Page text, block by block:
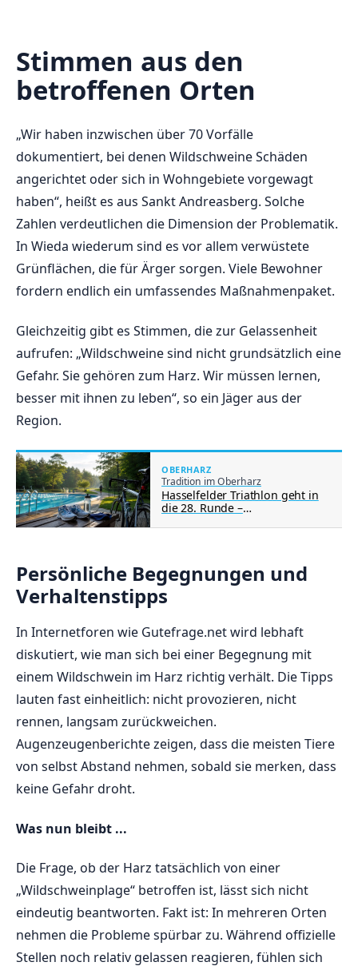
Stimmen aus den
betroffenen Orten
„Wir haben inzwischen über 70 Vorfälle
dokumentiert, bei denen Wildschweine Schäden
angerichtet oder sich in Wohngebiete vorgewagt
haben“, heißt es aus Sankt Andreasberg. Solche
Zahlen verdeutlichen die Dimension der Problematik.
In Wieda wiederum sind es vor allem verwüstete
Grünflächen, die für Ärger sorgen. Viele Bewohner
fordern endlich ein umfassendes Maßnahmenpaket.
Gleichzeitig gibt es Stimmen, die zur Gelassenheit
aufrufen: „Wildschweine sind nicht grundsätzlich eine
Gefahr. Sie gehören zum Harz. Wir müssen lernen,
besser mit ihnen zu leben“, so ein Jäger aus der
Region.
OBERHARZ
Tradition im Oberharz
Hasselfelder Triathlon geht in
die 28. Runde –
Waldseebad zieht Teilnehmer
Persönliche Begegnungen und
Verhaltenstipps
In Internetforen wie Gutefrage.net wird lebhaft
diskutiert, wie man sich bei einer Begegnung mit
einem Wildschwein im Harz richtig verhält. Die Tipps
lauten fast einheitlich: nicht provozieren, nicht
rennen, langsam zurückweichen.
Augenzeugenberichte zeigen, dass die meisten Tiere
von selbst Abstand nehmen, sobald sie merken, dass
keine Gefahr droht.
Was nun bleibt ...
Die Frage, ob der Harz tatsächlich von einer
„Wildschweinplage“ betroffen ist, lässt sich nicht
eindeutig beantworten. Fakt ist: In mehreren Orten
nehmen die Probleme spürbar zu. Während offizielle
Stellen noch relativ gelassen reagieren, fühlen sich